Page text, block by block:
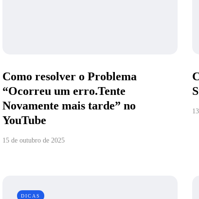
Como resolver o Problema
“Ocorreu um erro.Tente
Novamente mais tarde” no
YouTube
15 de outubro de 2025
DICAS